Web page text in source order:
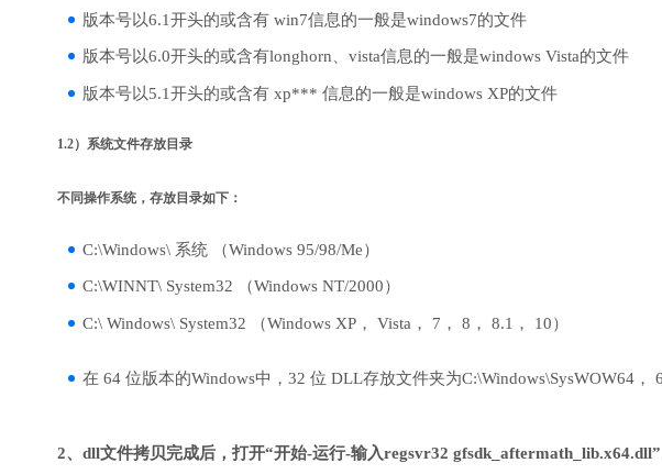
版本号以6.1开头的或含有 win7信息的一般是windows7的文件
版本号以6.0开头的或含有longhorn、vista信息的一般是windows Vista的文件
版本号以5.1开头的或含有 xp*** 信息的一般是windows XP的文件
1.2）系统文件存放目录
不同操作系统，存放目录如下：
C:\Windows\ 系统 （Windows 95/98/Me）
C:\WINNT\ System32 （Windows NT/2000）
C:\ Windows\ System32 （Windows XP， Vista， 7， 8， 8.1， 10）
在 64 位版本的Windows中，32 位 DLL存放文件夹为C:\Windows\SysWOW64，
2、dll文件拷贝完成后，打开“开始-运行-输入regsvr32